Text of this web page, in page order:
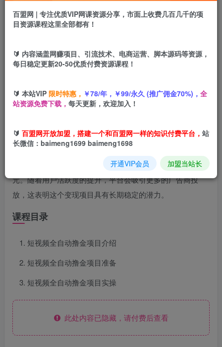
盟币 9.9
立即购买
对于新手小白而言，短频的吸引力显而易见。无需掌握复杂
技术或专业知识，每天只需投入几个小时，轻松赚取几十
元。随着用户活跃度的提升，平台会吸引更多的广告商投
放，这表明这个变现项目具有长期稳定的潜力。
课程目录
短视频全自动撸金项目介绍
短视频全自动撸金项目准备
短视频全自动撸金项目实操
此处内容已隐藏，请付费后查看
百盟网 | 专注优质VIP网课资源分享，市面上收费几百几千的项
目资源课程这里全部都有！
🔰 内容涵盖网赚项目、引流技术、电商运营、脚本源码等资源，
每日稳定更新20-50优质付费资源课程！
🔰 本站VIP 限时特惠， ￥78/年，￥99/永久 (推广佣金70%)， 全
站资源免费下载， 每天更新，欢迎加入！
🔰 百盟网开放加盟，搭建一个和百盟网一样的知识付费平台， 站
长微信：baimeng1699 baimeng1698
开通VIP会员 加盟当站长